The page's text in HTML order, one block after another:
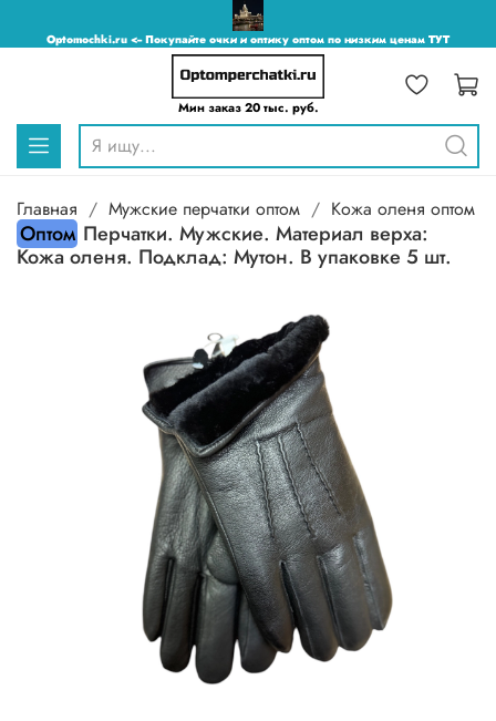
Optomochki.ru <-- Покупайте очки и оптику оптом по низким ценам ТУТ
Мин заказ 20 тыс. руб.
Главная Мужские перчатки оптом Кожа оленя оптом
Оптом Перчатки. Мужские. Материал верха:
Кожа оленя. Подклад: Мутон. В упаковке 5 шт.